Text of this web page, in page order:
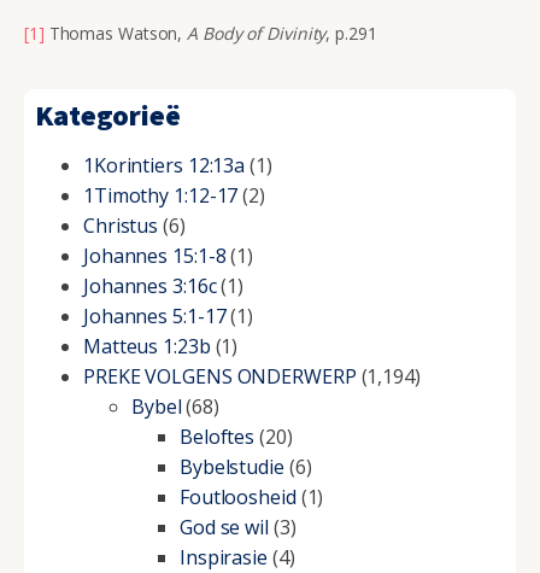
[1] Thomas Watson,A Body of Divinity, p.291
Kategorieë
1Korintiers 12:13a (1)
1Timothy 1:12-17(2)
Christus (6)
Johannes 15:1-8(1)
Johannes 3:16c(1)
Johannes 5:1-17(1)
Matteus 1:23b (1)
PREKE VOLGENS ONDERWERP (1,194)
Bybel(68)
Beloftes (20)
Bybelstudie (6)
Foutloosheid (1)
God se wil (3)
Inspirasie (4)